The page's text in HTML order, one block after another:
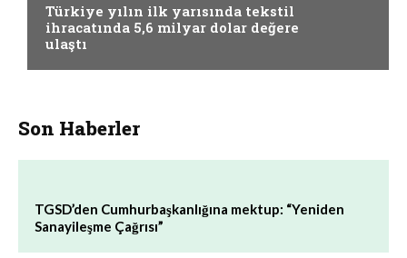
Türkiye yılın ilk yarısında tekstil
ihracatında 5,6 milyar dolar değere
ulaştı
Son Haberler
TGSD’den Cumhurbaşkanlığına mektup: “Yeniden
Sanayileşme Çağrısı”